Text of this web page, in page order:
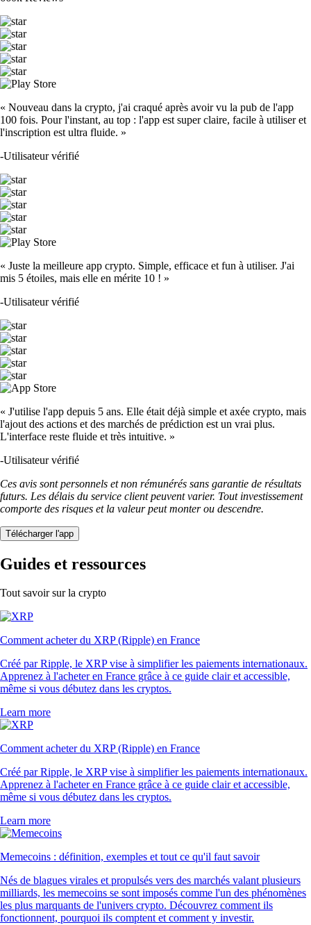
« Nouveau dans la crypto, j'ai craqué après avoir vu la pub de l'app
100 fois. Pour l'instant, au top : l'app est super claire, facile à utiliser et
l'inscription est ultra fluide. »
-Utilisateur vérifié
« Juste la meilleure app crypto. Simple, efficace et fun à utiliser. J'ai
mis 5 étoiles, mais elle en mérite 10 ! »
-Utilisateur vérifié
« J'utilise l'app depuis 5 ans. Elle était déjà simple et axée crypto, mais
l'ajout des actions et des marchés de prédiction est un vrai plus.
L'interface reste fluide et très intuitive. »
-Utilisateur vérifié
Ces avis sont personnels et non rémunérés sans garantie de résultats
futurs. Les délais du service client peuvent varier. Tout investissement
comporte des risques et la valeur peut monter ou descendre.
Télécharger l'app
Guides et ressources
Tout savoir sur la crypto
Comment acheter du XRP (Ripple) en France
Créé par Ripple, le XRP vise à simplifier les paiements internationaux.
Apprenez à l'acheter en France grâce à ce guide clair et accessible,
même si vous débutez dans les cryptos.
Learn more
Comment acheter du XRP (Ripple) en France
Créé par Ripple, le XRP vise à simplifier les paiements internationaux.
Apprenez à l'acheter en France grâce à ce guide clair et accessible,
même si vous débutez dans les cryptos.
Learn more
Memecoins : définition, exemples et tout ce qu'il faut savoir
Nés de blagues virales et propulsés vers des marchés valant plusieurs
milliards, les memecoins se sont imposés comme l'un des phénomènes
les plus marquants de l'univers crypto. Découvrez comment ils
fonctionnent, pourquoi ils comptent et comment y investir.